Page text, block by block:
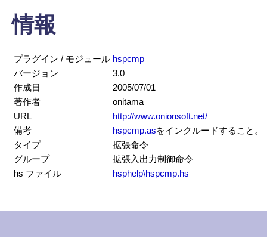
情報
プラグイン / モジュール hspcmp
バージョン
3.0
作成日
2005/07/01
著作者
onitama
URL
http://www.onionsoft.net/
備考
hspcmp.asをインクルードすること。
タイプ
拡張命令
グループ
拡張入出力制御命令
hs ファイル
hsphelp\hspcmp.hs